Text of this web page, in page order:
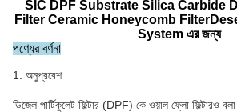
SIC DPF Substrate Silica Carbide
Filter Ceramic Honeycomb
System এর জন্য
পণ্যের বর্ণনা
1. অনুপ্রবেশ
ডিজেল পার্টিকুলেট ফিল্টার (DPF) কে ওয়াল ফ্লো ফিল্টারও